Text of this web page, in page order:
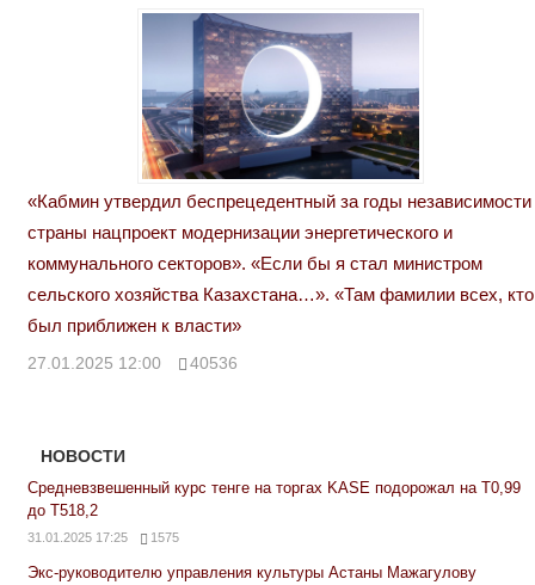
«Кабмин утвердил беспрецедентный за годы независимости
страны нацпроект модернизации энергетического и
коммунального секторов». «Если бы я стал министром
сельского хозяйства Казахстана…». «Там фамилии всех, кто
был приближен к власти»
27.01.2025 12:00 40536
НОВОСТИ
Средневзвешенный курс тенге на торгах KASE подорожал на Т0,99
до Т518,2
31.01.2025 17:25 1575
Экс-руководителю управления культуры Астаны Мажагулову